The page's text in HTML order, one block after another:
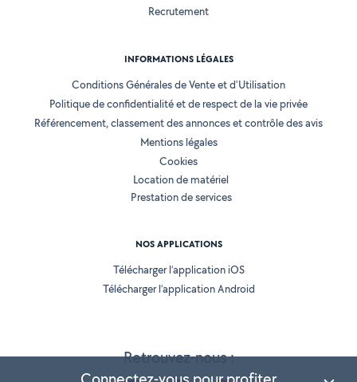
Retrouvez-nous :
Recrutement
INFORMATIONS LÉGALES
Conditions Générales de Vente et d'Utilisation
Politique de confidentialité et de respect de la vie privée
Référencement, classement des annonces et contrôle des avis
Mentions légales
Cookies
Location de matériel
Prestation de services
NOS APPLICATIONS
Télécharger l’application iOS
Télécharger l’application Android